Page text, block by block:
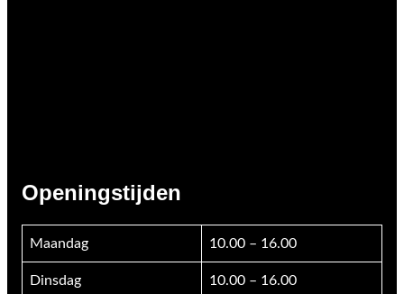
Openingstijden
Maandag 10.00 – 16.00
Dinsdag 10.00 – 16.00